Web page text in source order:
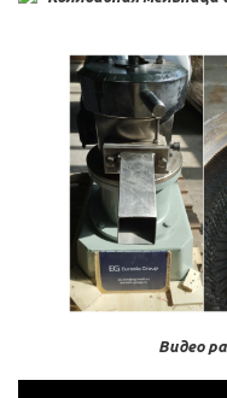
Видео